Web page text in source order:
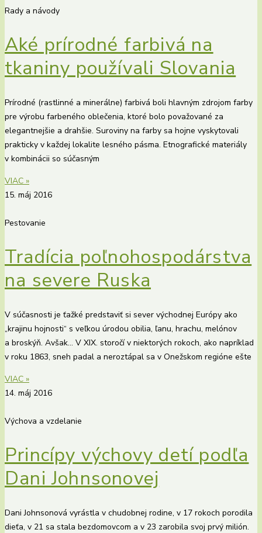
Rady a návody
Aké prírodné farbivá na
tkaniny používali Slovania
Prírodné (rastlinné a minerálne) farbivá boli hlavným zdrojom farby
pre výrobu farbeného oblečenia, ktoré bolo považované za
elegantnejšie a drahšie. Suroviny na farby sa hojne vyskytovali
prakticky v každej lokalite lesného pásma. Etnografické materiály
v kombinácii so súčasným
VIAC »
15. máj 2016
Pestovanie
Tradícia poľnohospodárstva
na severe Ruska
V súčasnosti je ťažké predstaviť si sever východnej Európy ako
„krajinu hojnosti“ s veľkou úrodou obilia, ľanu, hrachu, melónov
a broskýň. Avšak… V XIX. storočí v niektorých rokoch, ako napríklad
v roku 1863, sneh padal a neroztápal sa v Onežskom regióne ešte
VIAC »
14. máj 2016
Výchova a vzdelanie
Princípy výchovy detí podľa
Dani Johnsonovej
Dani Johnsonová vyrástla v chudobnej rodine, v 17 rokoch porodila
dieťa, v 21 sa stala bezdomovcom a v 23 zarobila svoj prvý milión.